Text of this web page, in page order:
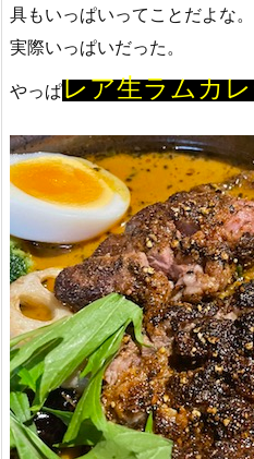
具もいっぱいってことだよな。
実際いっぱいだった。
やっぱレア生ラムカ